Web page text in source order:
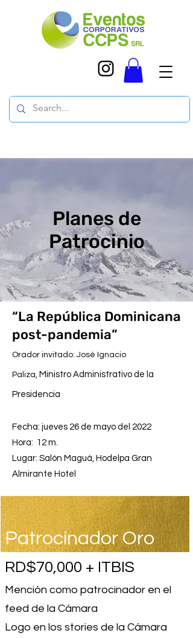
Planes de
Patrocinio
“La República Dominicana
post-pandemia”
Orador invitado: José Ignacio
Paliza, Ministro Administrativo de la
Presidencia
Fecha: jueves 26 de mayo del 2022
Hora: 12 m.
Lugar: Salón Maguá, Hodelpa Gran
Almirante Hotel
Patrocinador Oro
RD$70,000 + ITBIS
Mención como patrocinador en el
feed de la Cámara
Logo en los stories de la Cámara